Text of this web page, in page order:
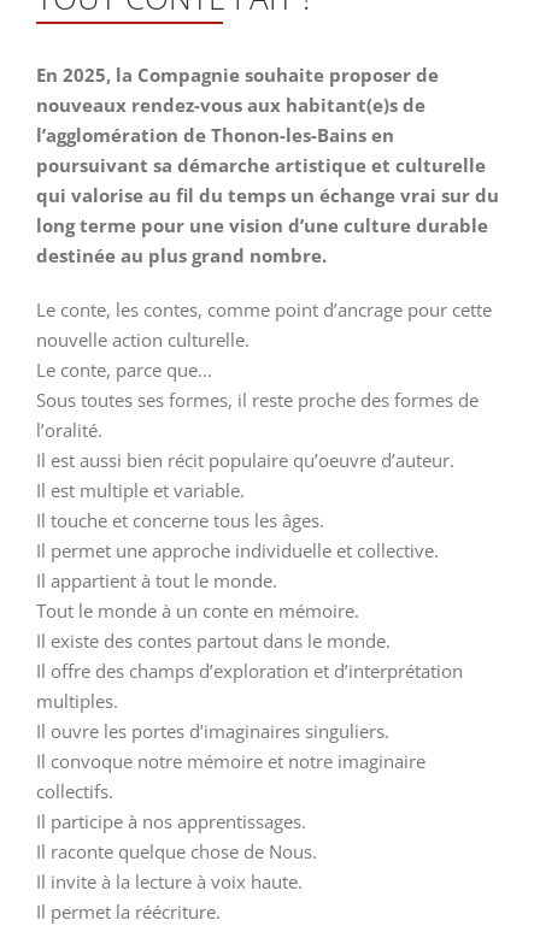
En 2025, la Compagnie souhaite proposer de
nouveaux rendez-vous aux habitant(e)s de
l’agglomération de Thonon-les-Bains en
poursuivant sa démarche artistique et culturelle
qui valorise au fil du temps un échange vrai sur du
long terme pour une vision d’une culture durable
destinée au plus grand nombre.
Le conte, les contes, comme point d’ancrage pour cette
nouvelle action culturelle.
Le conte, parce que…
Sous toutes ses formes, il reste proche des formes de
l’oralité.
Il est aussi bien récit populaire qu’oeuvre d’auteur.
Il est multiple et variable.
Il touche et concerne tous les âges.
Il permet une approche individuelle et collective.
Il appartient à tout le monde.
Tout le monde à un conte en mémoire.
Il existe des contes partout dans le monde.
Il offre des champs d’exploration et d’interprétation
multiples.
Il ouvre les portes d’imaginaires singuliers.
Il convoque notre mémoire et notre imaginaire
collectifs.
Il participe à nos apprentissages.
Il raconte quelque chose de Nous.
Il invite à la lecture à voix haute.
Il permet la réécriture.